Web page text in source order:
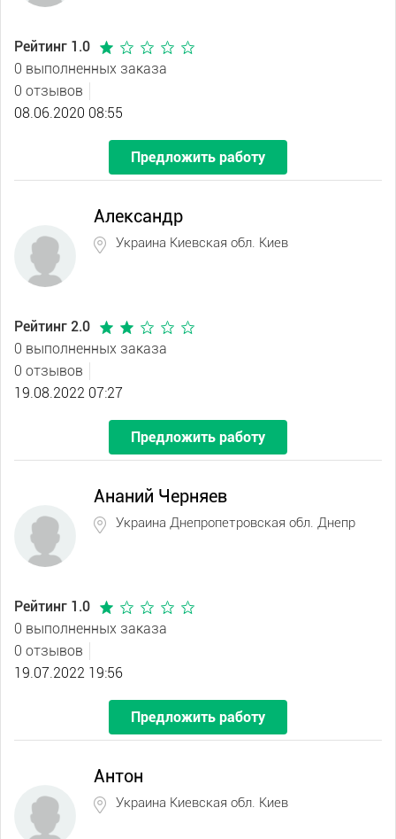
Рейтинг 1.0
0 выполненных заказа
0 отзывов
08.06.2020 08:55
Предложить работу
Александр
Украина Киевская обл. Киев
Рейтинг 2.0
0 выполненных заказа
0 отзывов
19.08.2022 07:27
Предложить работу
Ананий Черняев
Украина Днепропетровская обл. Днепр
Рейтинг 1.0
0 выполненных заказа
0 отзывов
19.07.2022 19:56
Предложить работу
Антон
Украина Киевская обл. Киев